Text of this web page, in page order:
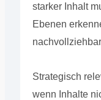
starker Inhalt
Ebenen
Strategisch
wenn Inhalte